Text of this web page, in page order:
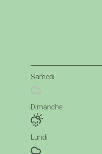
Samedi
Dimanche
Lundi